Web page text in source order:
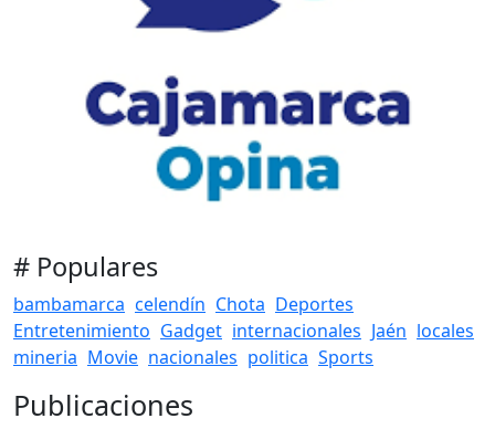
# Populares
bambamarca celendín Chota Deportes
Entretenimiento Gadget internacionales Jaén locales
mineria Movie nacionales politica Sports
Publicaciones